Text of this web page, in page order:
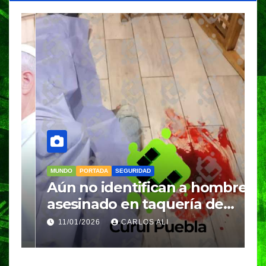
MUNDO PORTADA SEGURIDAD
Aún no identifican a hombre
asesinado en taquería de
Amozoc
11/01/2026 CARLOS ALI